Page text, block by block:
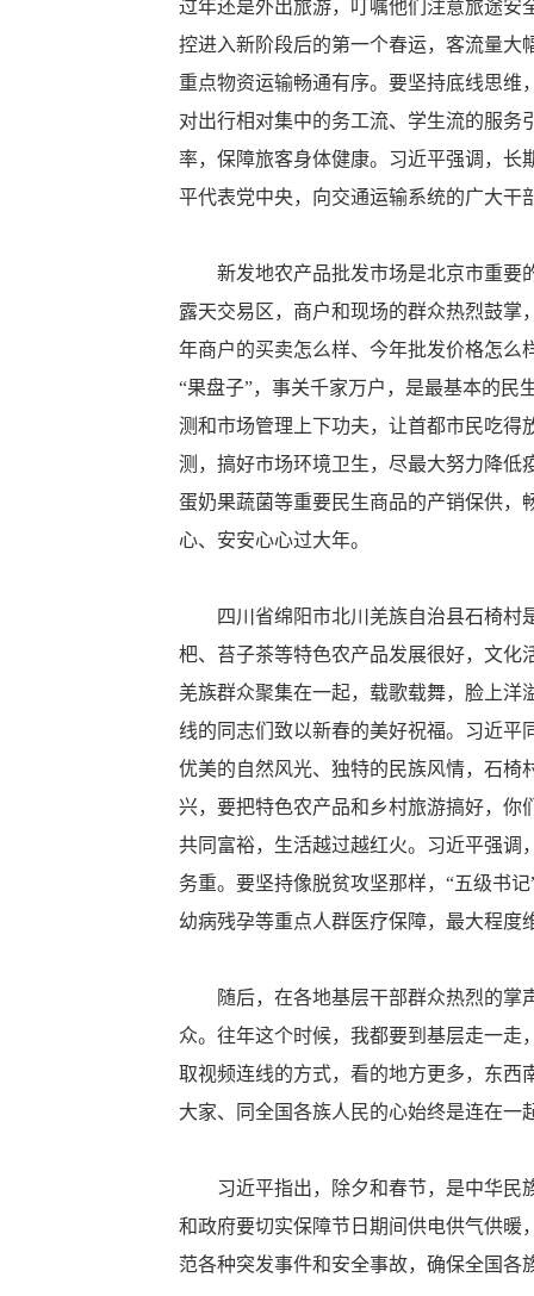
过年还是外出旅游，叮嘱他们注意旅途安
控进入新阶段后的第一个春运，客流量大
重点物资运输畅通有序。要坚持底线思
对出行相对集中的务工流、学生流的服
率，保障旅客身体健康。习近平强调，长
平代表党中央，向交通运输系统的广大干
新发地农产品批发市场是北京市重要的
露天交易区，商户和现场的群众热烈鼓
年商户的买卖怎么样、今年批发价格怎么
“果盘子”，事关千家万户，是最基本的
测和市场管理上下功夫，让首都市民吃得
测，搞好市场环境卫生，尽最大努力降低
蛋奶果蔬菌等重要民生商品的产销保供，
心、安安心心过大年。
四川省绵阳市北川羌族自治县石椅村是
杷、苔子茶等特色农产品发展很好，文化
羌族群众聚集在一起，载歌载舞，脸上
线的同志们致以新春的美好祝福。习近平
优美的自然风光、独特的民族风情，石椅
兴，要把特色农产品和乡村旅游搞好，你
共同富裕，生活越过越红火。习近平强调
务重。要坚持像脱贫攻坚那样，“五级书
幼病残孕等重点人群医疗保障，最大程
随后，在各地基层干部群众热烈的掌声
众。往年这个时候，我都要到基层走一
取视频连线的方式，看的地方更多，东西
大家、同全国各族人民的心始终是连在
习近平指出，除夕和春节，是中华民族
和政府要切实保障节日期间供电供气供暖
范各种突发事件和安全事故，确保全国